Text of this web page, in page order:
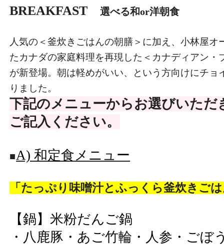
BREAKFAST 選べる和or洋朝食
人気の＜釜炊きごはんの朝膳＞に加え、小林屋オ
たカナダの家庭料理を再現した＜カナディアン・
が新登場。朝は軽めがいい、という方向けにチョ
りました。
下記のメニューからお選びいただ
ご記入ください。
■A) 和定食メニュー
「たっぷり味噌汁とふっくら釜炊きご
【鍋】米粉だんご鍋
・八鹿豚・あご竹輪・人参・ごぼ